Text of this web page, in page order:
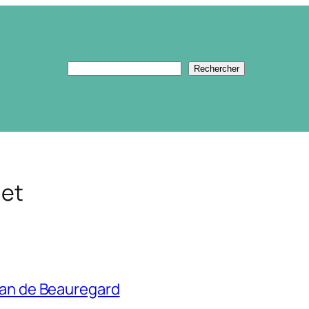
Rechercher Rechercher
de Beauregard